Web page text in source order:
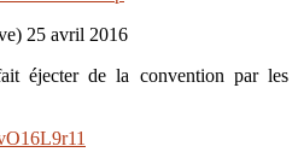
25 avril 2016
éjecter de la convention par les